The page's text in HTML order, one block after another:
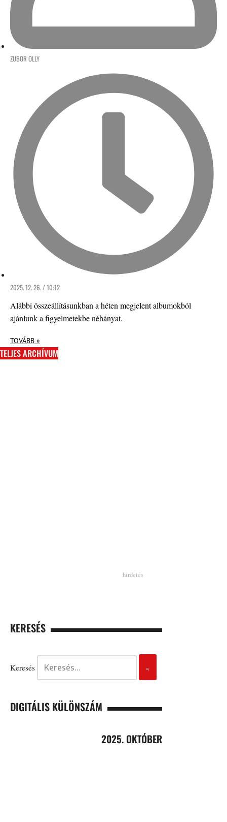
ZUBOR OLLY
2025. 12. 26. / 10:12
Alábbi összeállításunkban a héten megjelent albumokból
ajánlunk a figyelmetekbe néhányat.
TOVÁBB »
TELJES ARCHÍVUM
KERESÉS
Keresés
DIGITÁLIS KÜLÖNSZÁM
2025. OKTÓBER